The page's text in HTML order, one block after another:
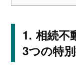
相続不
3つの特